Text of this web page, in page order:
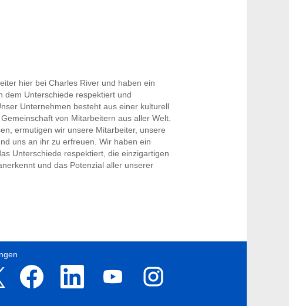
hier bei Charles River und haben ein
dem Unterschiede respektiert und
Unternehmen besteht aus einer kulturell
von Mitarbeitern aus aller Welt.
ermutigen wir unsere Mitarbeiter, unsere
uns an ihr zu erfreuen. Wir haben ein
Unterschiede respektiert, die einzigartigen
und das Potenzial aller unserer
W
W
d
W